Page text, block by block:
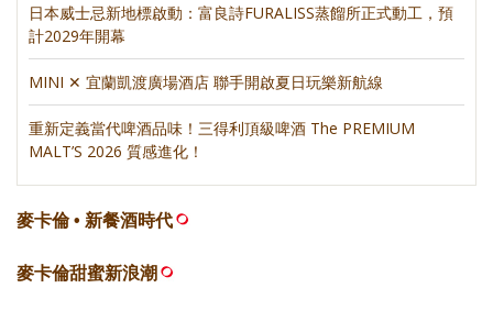
日本威士忌新地標啟動：富良詩FURALISS蒸餾所正式動工，預
計2029年開幕
MINI ✕ 宜蘭凱渡廣場酒店 聯手開啟夏日玩樂新航線
重新定義當代啤酒品味！三得利頂級啤酒 The PREMIUM
MALT’S 2026 質感進化！
麥卡倫 • 新餐酒時代
麥卡倫甜蜜新浪潮